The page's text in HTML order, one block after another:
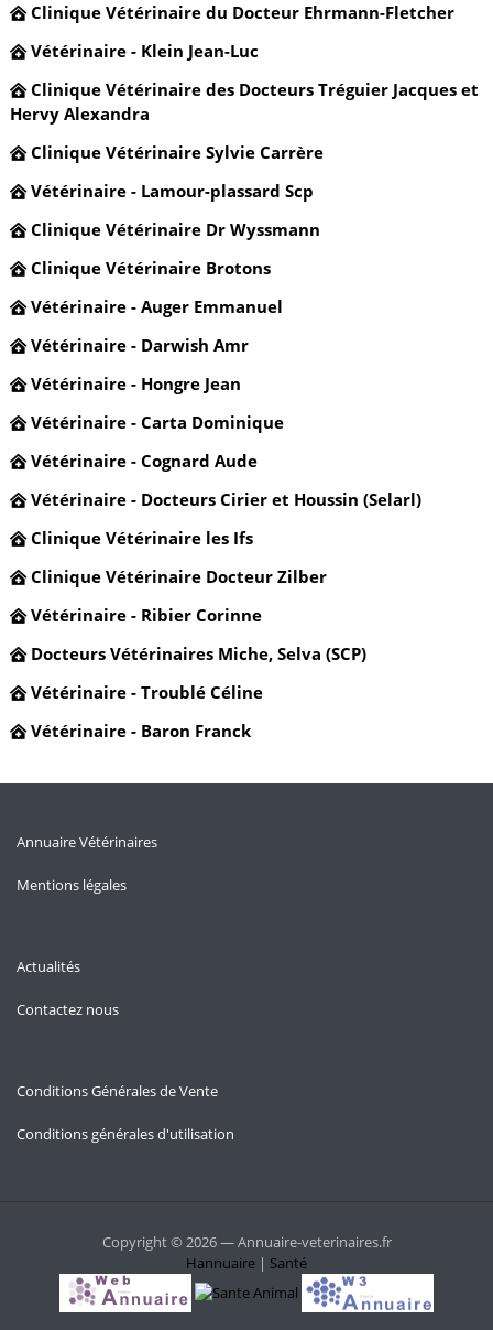
Clinique Vétérinaire du Docteur Ehrmann-Fletcher
Vétérinaire - Klein Jean-Luc
Clinique Vétérinaire des Docteurs Tréguier Jacques et
Hervy Alexandra
Clinique Vétérinaire Sylvie Carrère
Vétérinaire - Lamour-plassard Scp
Clinique Vétérinaire Dr Wyssmann
Clinique Vétérinaire Brotons
Vétérinaire - Auger Emmanuel
Vétérinaire - Darwish Amr
Vétérinaire - Hongre Jean
Vétérinaire - Carta Dominique
Vétérinaire - Cognard Aude
Vétérinaire - Docteurs Cirier et Houssin (Selarl)
Clinique Vétérinaire les Ifs
Clinique Vétérinaire Docteur Zilber
Vétérinaire - Ribier Corinne
Docteurs Vétérinaires Miche, Selva (SCP)
Vétérinaire - Troublé Céline
Vétérinaire - Baron Franck
Annuaire Vétérinaires
Mentions légales
Actualités
Contactez nous
Conditions Générales de Vente
Conditions générales d'utilisation
Copyright © 2026 — Annuaire-veterinaires.fr
Hannuaire | Santé